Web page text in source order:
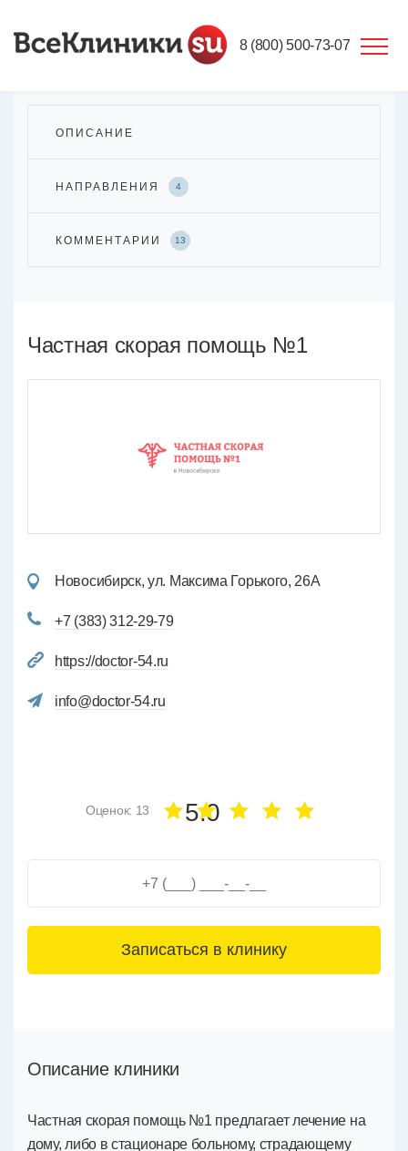
8 (800) 500-73-07
ОПИСАНИЕ
НАПРАВЛЕНИЯ 4
КОММЕНТАРИИ 13
Частная скорая помощь №1
Новосибирск, ул. Максима Горького, 26А
+7 (383) 312-29-79
https://doctor-54.ru
info@doctor-54.ru
5.0
Оценок: 13
3+6=
Описание клиники
Частная скорая помощь №1 предлагает лечение на
дому, либо в стационаре больному, страдающему